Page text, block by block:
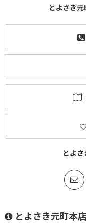
とよさき元
とよ
とよさき元町本